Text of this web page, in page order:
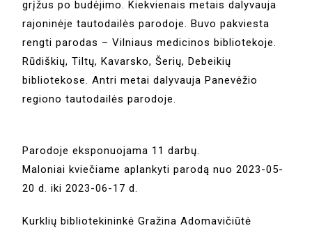
grįžus po budėjimo. Kiekvienais metais dalyvauja
rajoninėje tautodailės parodoje. Buvo pakviesta
rengti parodas – Vilniaus medicinos bibliotekoje.
Rūdiškių, Tiltų, Kavarsko, Šerių, Debeikių
bibliotekose. Antri metai dalyvauja Panevėžio
regiono tautodailės parodoje.
Parodoje eksponuojama 11 darbų.
Maloniai kviečiame aplankyti parodą nuo 2023-05-
20 d. iki 2023-06-17 d.
Kurklių bibliotekininkė Gražina Adomavičiūtė